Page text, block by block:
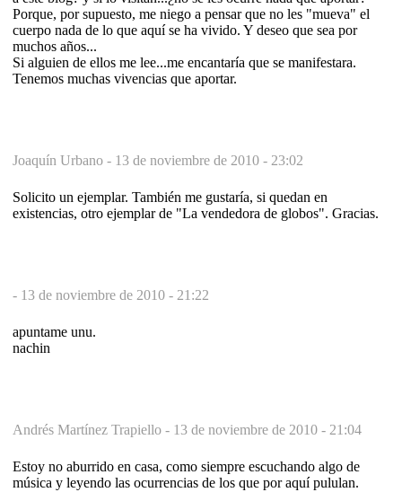
Porque, por supuesto, me niego a pensar que no les "mueva" el
cuerpo nada de lo que aquí se ha vivido. Y deseo que sea por
muchos años...
Si alguien de ellos me lee...me encantaría que se manifestara.
Tenemos muchas vivencias que aportar.
Joaquín Urbano - 13 de noviembre de 2010 - 23:02
Solicito un ejemplar. También me gustaría, si quedan en
existencias, otro ejemplar de "La vendedora de globos". Gracias.
- 13 de noviembre de 2010 - 21:22
apuntame unu.
nachin
Andrés Martínez Trapiello - 13 de noviembre de 2010 - 21:04
Estoy no aburrido en casa, como siempre escuchando algo de
música y leyendo las ocurrencias de los que por aquí pululan.